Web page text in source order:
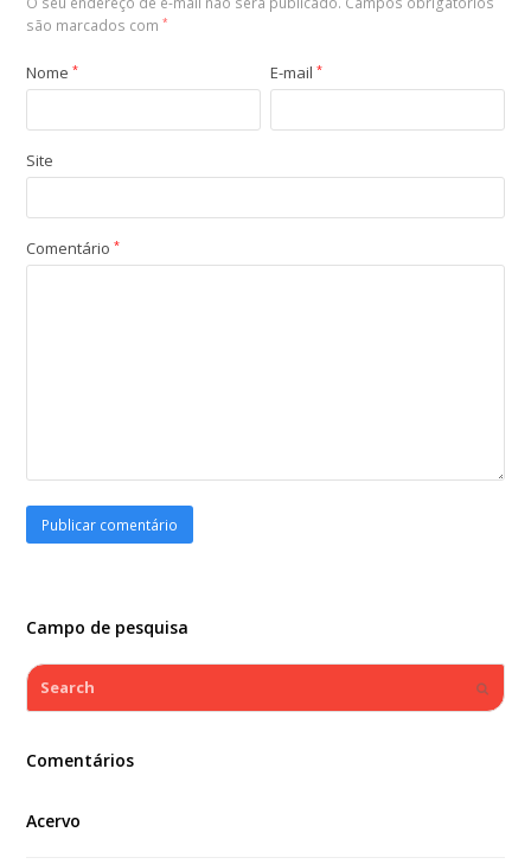
são marcados com*
Nome* E-mail*
Site
Comentário*
Campo de pesquisa
Search
Comentários
Acervo